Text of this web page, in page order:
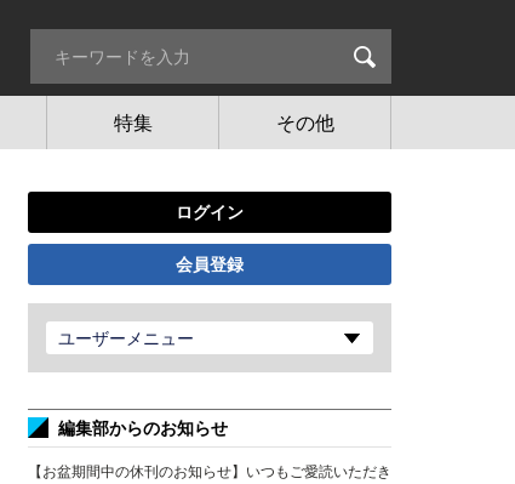
特集 その他
ログイン
会員登録
ユーザーメニュー
編集部からのお知らせ
【お盆期間中の休刊のお知らせ】いつもご愛読いただき